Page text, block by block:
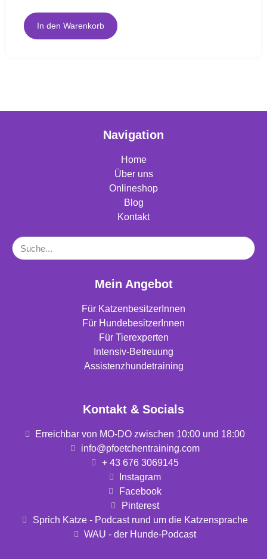
In den Warenkorb
Navigation
Home
Über uns
Onlineshop
Blog
Kontakt
Mein Angebot
Für KatzenbesitzerInnen
Für HundebesitzerInnen
Für Tierexperten
Intensiv-Betreuung
Assistenzhundetraining
Kontakt & Socials
Erreichbar von MO-DO zwischen 10:00 und 18:00
info@pfoetchentraining.com
+ 43 676 3069145
Instagram
Facebook
Pinterest
Sprich Katze - Podcast rund um die Katzensprache
WAU - der Hunde-Podcast